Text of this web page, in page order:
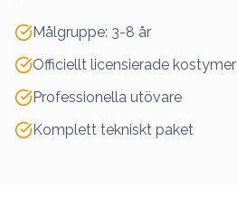
Målgruppe: 3-8 år
Officiellt licensierade kostymer
Professionella utövare
Komplett tekniskt paket